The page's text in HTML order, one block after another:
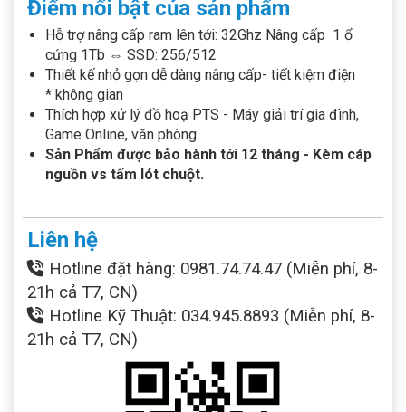
Điểm nổi bật của sản phẩm
Hỗ trợ nâng cấp ram lên tới: 32Ghz Nâng cấp 1 ổ
cứng 1Tb ⇔ SSD: 256/512
Thiết kế nhỏ gọn dễ dàng nâng cấp- tiết kiệm điện
* không gian
Thích hợp xử lý đồ hoạ PTS - Máy giải trí gia đình,
Game Online, văn phòng
Sản Phẩm được bảo hành tới 12 tháng - Kèm cáp
nguồn vs tấm lót chuột.
Liên hệ
Hotline đặt hàng: 0981.74.74.47 (Miễn phí, 8-
21h cả T7, CN)
Hotline Kỹ Thuật: 034.945.8893 (Miễn phí, 8-
21h cả T7, CN)